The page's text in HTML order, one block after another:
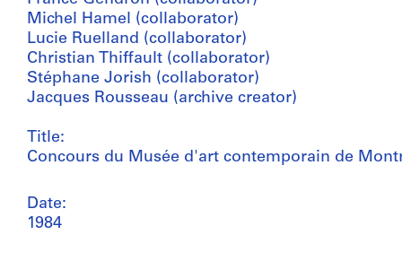
Michel Hamel (collaborator)
Lucie Ruelland (collaborator)
Christian Thiffault (collaborator)
Stéphane Jorish (collaborator)
Jacques Rousseau (archive creator)
Title:
Concours du Musée d'art contemporain de
Date:
1984